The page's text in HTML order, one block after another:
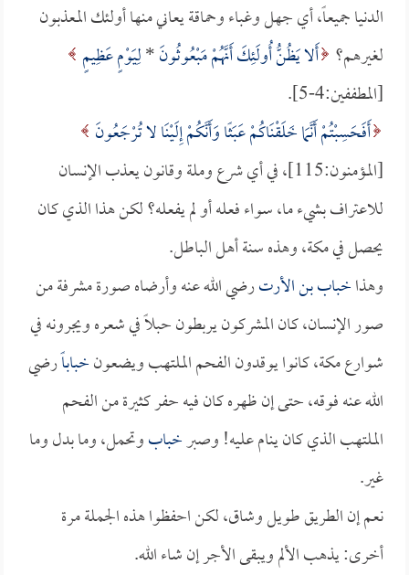
الدنيا جميعاً، أي جهل وغباء وحماقة يعاني منها أولئك المعذبون
لغيرهم؟ أَلا يَظُنُّ أُولَئِكَ أَنَّهُمْ مَبْعُوثُونَ*لِيَوْمٍ عَظِيمٍ
[المطففين:4-5].
أَفَحَسِبْتُمْ أَنَّمَا خَلَقْنَاكُمْ عَبَثًا وَأَنَّكُمْ إِلَيْنَا لا تُرْجَعُونَ
[المؤمنون:115]، في أي شرع وملة وقانون يعذب الإنسان
للاعتراف بشيء ما، سواء فعله أو لم يفعله؟ لكن هذا الذي كان
يحصل في مكة، وهذه سنة أهل الباطل.
وهذاخباب بن الأرترضي الله عنه وأرضاه صورة مشرفة من
صور الإنسان، كان المشركون يربطون حبلاً في شعره ويجرونه في
شوارع مكة، كانوا يوقدون الفحم الملتهب ويضعونخباباًرضي
الله عنه فوقه، حتى إن ظهره كان فيه حفر كثيرة من الفحم
الملتهب الذي كان ينام عليه! وصبرخبابوتحمل، وما بدل وما
غير.
نعم إن الطريق طويل وشاق، لكن احفظوا هذه الجملة مرة
أخرى: يذهب الألم ويبقى الأجر إن شاء الله.